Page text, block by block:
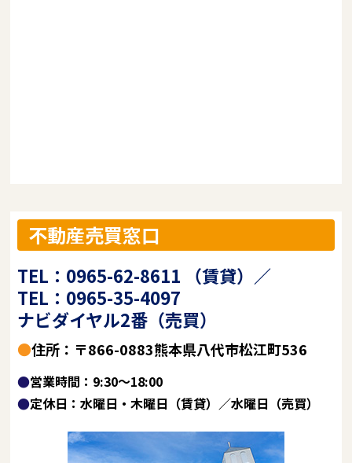
不動産売買窓口
TEL：0965-62-8611 （賃貸）／
TEL：0965-35-4097
ナビダイヤル2番（売買）
●住所：〒866-0883熊本県八代市松江町536
●営業時間：9:30～18:00
●定休日：水曜日・木曜日（賃貸）／水曜日（売買）